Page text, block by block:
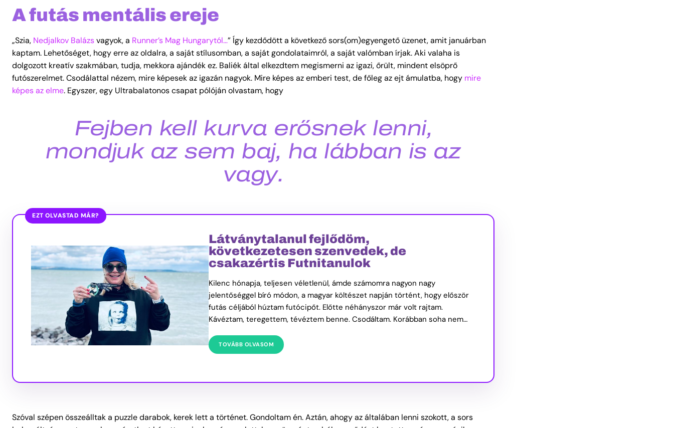
A futás mentális ereje
„Szia, Nedjalkov Balázs vagyok, a Runner’s Mag Hungarytól…” Így kezdődött a következő sors(om)egyengető üzenet, amit januárban
kaptam. Lehetőséget, hogy erre az oldalra, a saját stílusomban, a saját gondolataimról, a saját valómban írjak. Aki valaha is
dolgozott kreatív szakmában, tudja, mekkora ajándék ez. Baliék által elkezdtem megismerni az igazi, őrült, mindent elsöprő
futószerelmet. Csodálattal nézem, mire képesek az igazán nagyok. Mire képes az emberi test, de főleg az ejt ámulatba, hogy mire
képes az elme. Egyszer, egy Ultrabalatonos csapat pólóján olvastam, hogy
Fejben kell kurva erősnek lenni,
mondjuk az sem baj, ha lábban is az
vagy.
EZT OLVASTAD MÁR?
Látványtalanul fejlődöm,
következetesen szenvedek, de
csakazértis Futnitanulok
Kilenc hónapja, teljesen véletlenül, ámde számomra nagyon nagy
jelentőséggel bíró módon, a magyar költészet napján történt, hogy először
futás céljából húztam futócipőt. Előtte néhányszor már volt rajtam.
Kávéztam, teregettem, tévéztem benne. Csodáltam. Korábban soha nem…
TOVÁBB OLVASOM
Szóval szépen összeálltak a puzzle darabok, kerek lett a történet. Gondoltam én. Aztán, ahogy az általában lenni szokott, a sors